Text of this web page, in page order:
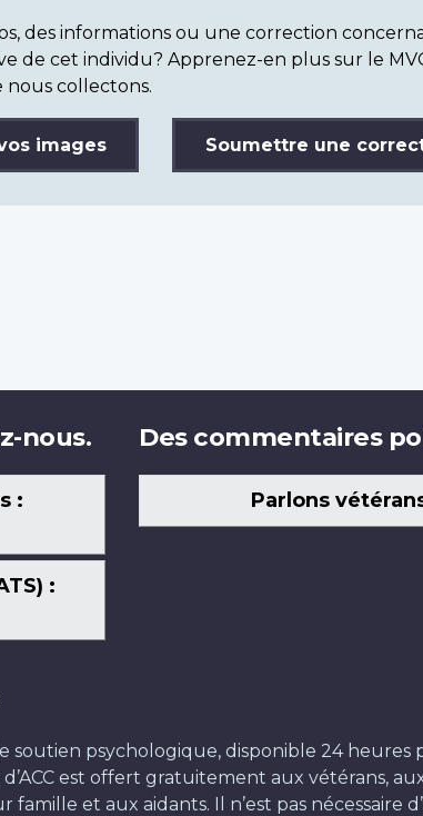
des informations ou une correction
de cet individu? Apprenez-en plus sur le
nous collectons.
images Soumettre une
nous.
:
:
Des commentaires
Parlons
soutien psychologique, disponible 24 heures
d’ACC est offert gratuitement aux vétérans,
famille et aux aidants. Il n’est pas nécessaire